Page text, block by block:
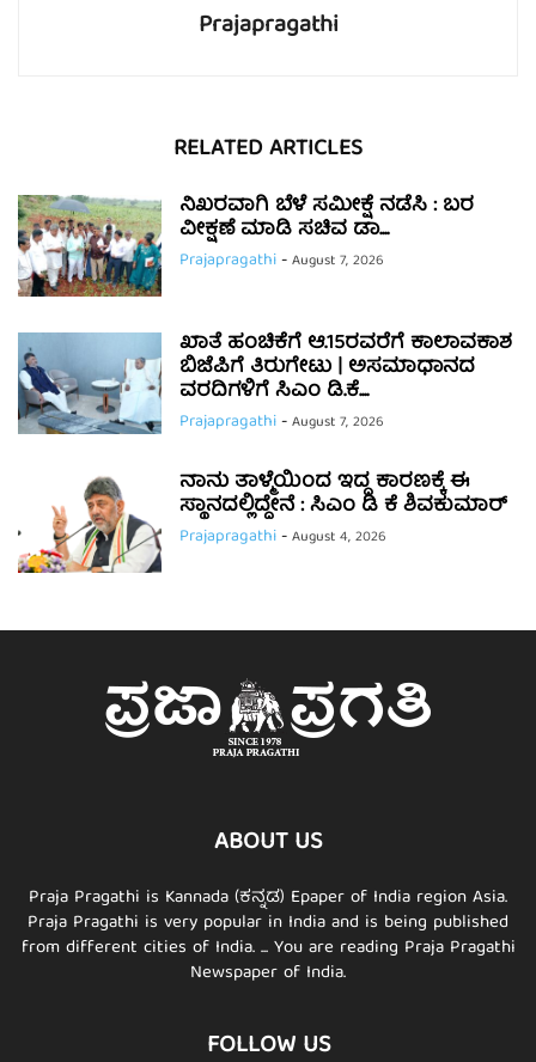
Prajapragathi
RELATED ARTICLES
ನಿಖರವಾಗಿ ಬೆಳೆ ಸಮೀಕ್ಷೆ ನಡೆಸಿ : ಬರ
ವೀಕ್ಷಣೆ ಮಾಡಿ ಸಚಿವ ಡಾ....
Prajapragathi-August 7, 2026
ಖಾತೆ ಹಂಚಿಕೆಗೆ ಆ.15ರವರೆಗೆ ಕಾಲಾವಕಾಶ
ಬಿಜೆಪಿಗೆ ತಿರುಗೇಟು | ಅಸಮಾಧಾನದ
ವರದಿಗಳಿಗೆ ಸಿಎಂ ಡಿ.ಕೆ....
Prajapragathi-August 7, 2026
ನಾನು ತಾಳ್ಮೆಯಿಂದ ಇದ್ದ ಕಾರಣಕ್ಕೆ ಈ
ಸ್ಥಾನದಲ್ಲಿದ್ದೇನೆ : ಸಿಎಂ ಡಿ ಕೆ ಶಿವಕುಮಾರ್
Prajapragathi-August 4, 2026
ABOUT US
Praja Pragathi is Kannada (ಕನ್ನಡ) Epaper of India region Asia.
Praja Pragathi is very popular in India and is being published
from different cities of India. ... You are reading Praja Pragathi
Newspaper of India.
FOLLOW US